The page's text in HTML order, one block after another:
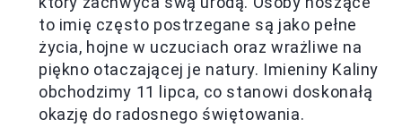
to imię często postrzegane są jako pełne
życia, hojne w uczuciach oraz wrażliwe na
piękno otaczającej je natury. Imieniny Kaliny
obchodzimy 11 lipca, co stanowi doskonałą
okazję do radosnego świętowania.